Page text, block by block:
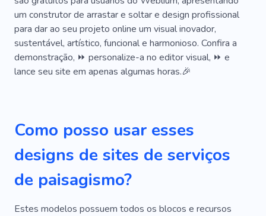
um construtor de arrastar e soltar e design profissional
para dar ao seu projeto online um visual inovador,
sustentável, artístico, funcional e harmonioso. Confira a
demonstração, ⏩ personalize-a no editor visual, ⏩ e
lance seu site em apenas algumas horas.🎉
Como posso usar esses
designs de sites de serviços
de paisagismo?
Estes modelos possuem todos os blocos e recursos